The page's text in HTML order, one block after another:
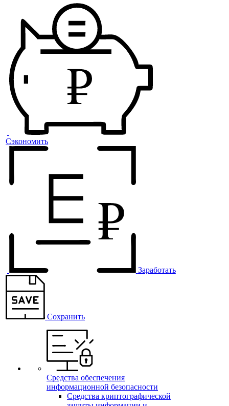
Сэкономить
Заработать
Сохранить
Средства обеспечения
информационной безопасности
Средства криптографической